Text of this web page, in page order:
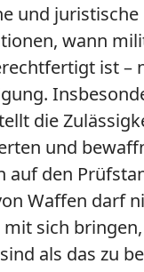
und juristische
wann
ist –
die
und
auf den
Waffen darf
sich
als das zu